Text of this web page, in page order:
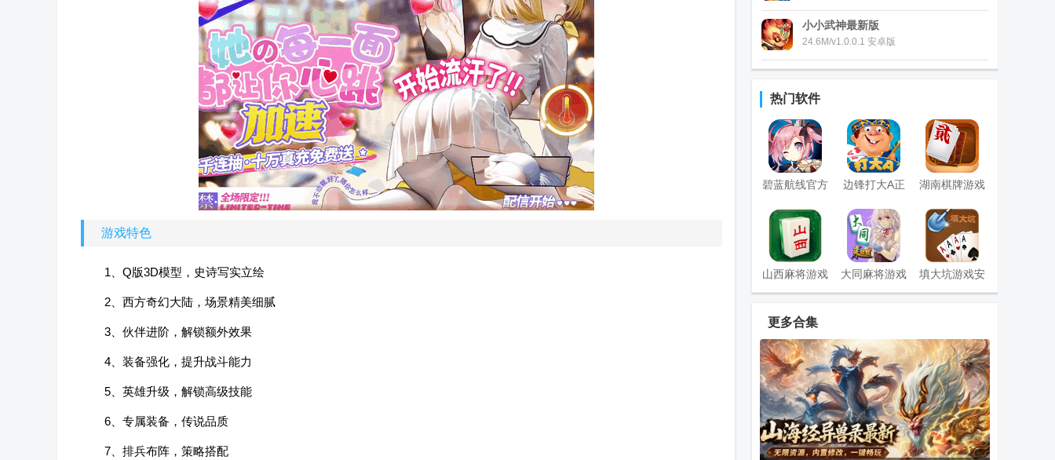
游戏特色
1、Q版3D模型，史诗写实立绘
2、西方奇幻大陆，场景精美细腻
3、伙伴进阶，解锁额外效果
4、装备强化，提升战斗能力
5、英雄升级，解锁高级技能
6、专属装备，传说品质
7、排兵布阵，策略搭配
小小武神最新版
24.6M/v1.0.0.1 安卓版
热门软件
碧蓝航线官方
版
边锋打大A正
版
湖南棋牌游戏
2026最新版
山西麻将游戏
安卓版
大同麻将游戏
安卓版
填大坑游戏安
卓版
山西扣点点游
戏手机版
同城游对调
app最新版
陕西麻将四人
麻将安卓版
和平KJ公益端
虎皮鹦鹉的昆
家园重建王国
更多合集